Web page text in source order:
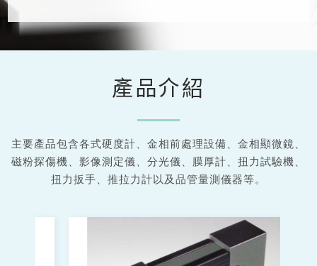
產品介紹
主要產品包含各式硬度計、金相前處理設備、金相顯微鏡、
磁粉探傷機、影像測定儀、分光儀、膜厚計、扭力試驗機、
扭力扳手、推拉力計以及品管量測儀器等。